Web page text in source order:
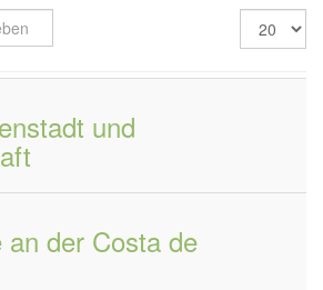
Anzeige
#
und
der Costa de